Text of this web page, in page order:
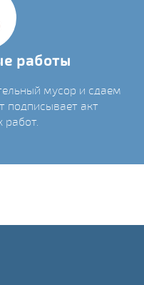
работы
мусор и сдаем
подписывает акт
работ.